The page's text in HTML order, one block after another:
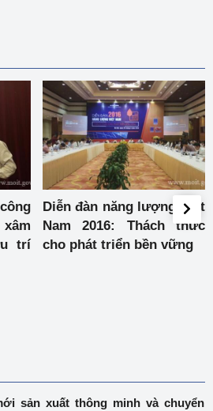
Việt
thức
Ký kết tăng cường
tác quản lý hóa chất
nghiệp có liên quan
sản xuất thông minh và chuyển